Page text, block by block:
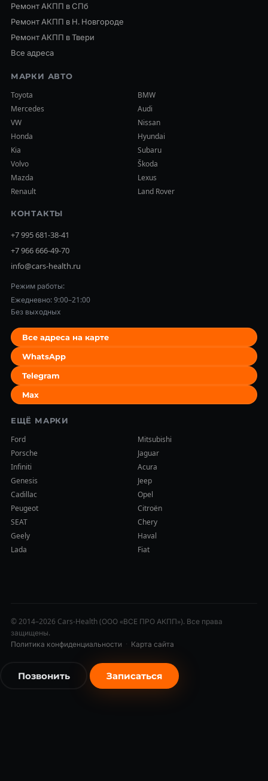
Ремонт АКПП в СПб
Ремонт АКПП в Н. Новгороде
Ремонт АКПП в Твери
Все адреса
МАРКИ АВТО
Toyota
BMW
Mercedes
Audi
VW
Nissan
Honda
Hyundai
Kia
Subaru
Volvo
Škoda
Mazda
Lexus
Renault
Land Rover
КОНТАКТЫ
+7 995 681-38-41
+7 966 666-49-70
info@cars-health.ru
Режим работы:
Ежедневно: 9:00–21:00
Без выходных
Все адреса на карте
WhatsApp
Telegram
Max
ЕЩЁ МАРКИ
Ford
Mitsubishi
Porsche
Jaguar
Infiniti
Acura
Genesis
Jeep
Cadillac
Opel
Peugeot
Citroën
SEAT
Chery
Geely
Haval
Lada
Fiat
© 2014–2026 Cars-Health (ООО «ВСЕ ПРО АКПП»). Все права
защищены.
Политика конфиденциальности · Карта сайта
Позвонить Записаться